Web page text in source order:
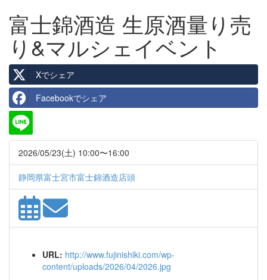
富士錦酒造 生原酒量り売
り&マルシェイベント
Xでシェア
Facebookでシェア
2026/05/23(土) 10:00〜16:00
静岡県富士宮市富士錦酒造店頭
URL: http://www.fujinishiki.com/wp-
content/uploads/2026/04/2026.jpg